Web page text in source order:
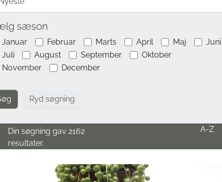
Ryd søgning
sæson
Januar Februar Marts April Maj
Juni
Juli
August September
Oktober
November
December
Din søgning gav 2162
resultater.
A-Z